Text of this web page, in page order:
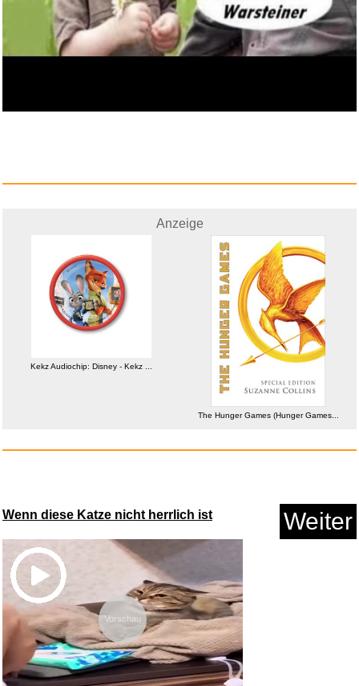
Gelbe Briefe [Blu-ray]...
Logitech G502 HERO High-
Anzeige
Elektrischer Insektenvernichte...
Anzeige
Kekz Audiochip: Disney - Kekz ...
The Hunger Games (Hunger Games...
Wenn diese Katze nicht herrlich ist Weiter
Vorschau